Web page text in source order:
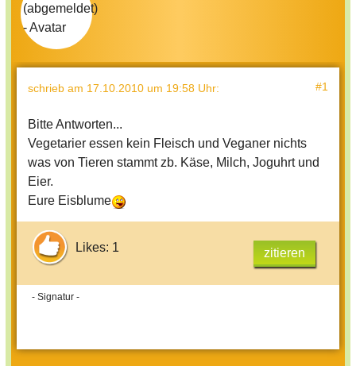
schrieb am 17.10.2010 um 19:58 Uhr: #1
Bitte Antworten...
Vegetarier essen kein Fleisch und Veganer nichts
was von Tieren stammt zb. Käse, Milch, Joguhrt und
Eier.
Eure Eisblume
Likes: 1 zitieren
- Signatur -